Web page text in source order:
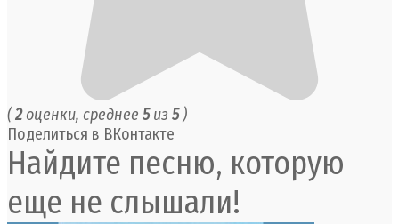
(2оценки, среднее 5из 5)
Поделиться в ВКонтакте
Найдите песню, которую
еще не слышали!